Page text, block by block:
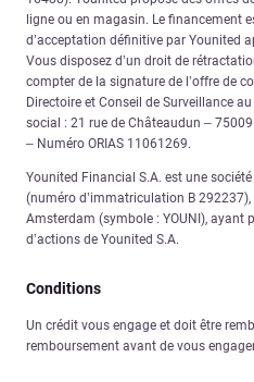
ligne ou en magasin. Le financement
d’acceptation définitive par Younited
Vous disposez d’un droit de
compter de la signature de l’offre de
Directoire et Conseil de Surveillance
social : 21 rue de Châteaudun –
– Numéro ORIAS 11061269.
Younited Financial S.A. est une
(numéro d’immatriculation B
Amsterdam (symbole : YOUNI), ayant
d’actions de Younited S.A.
Conditions
Un crédit vous engage et doit être
remboursement avant de vous